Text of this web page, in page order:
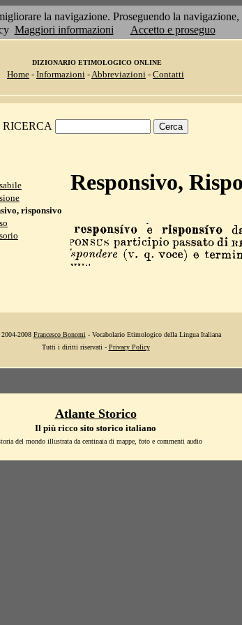
la navigazione. Proseguendo la
Maggiori informazioni Accetto e proseguo
DIZIONARIO ETIMOLOGICO ONLINE
Home - Informazioni -Abbreviazioni - Contatti
RICERCA
risponsivo
Responsivo,
2008 Francesco Bonomi - Vocabolario Etimologico della Lingua Italiana
Tutti i diritti riservati - Privacy Policy
Atlante Storico
Il più ricco sito storico italiano
del mondo illustrata da centinaia di mappe, foto e commenti audio